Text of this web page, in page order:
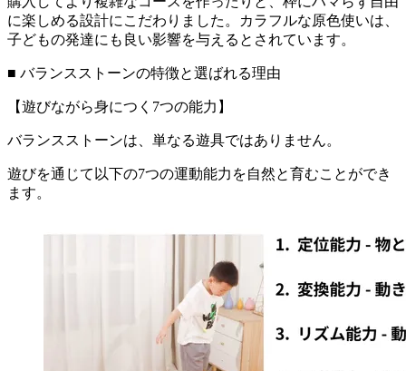
に楽しめる設計にこだわりました。カラフルな原色使いは、
子どもの発達にも良い影響を与えるとされています。
■ バランスストーンの特徴と選ばれる理由
【遊びながら身につく7つの能力】
バランスストーンは、単なる遊具ではありません。
遊びを通じて以下の7つの運動能力を自然と育むことができ
ます。